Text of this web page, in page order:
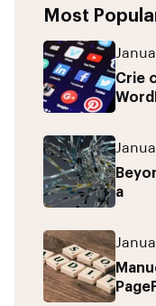
Most
Crie
a